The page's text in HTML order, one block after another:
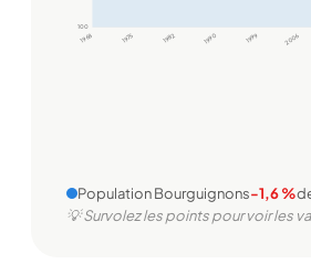
100
1968 1975 1982 1990 1999 2006
Population Bourguignons-1,6 %
💡 Survolez les points pour voir les